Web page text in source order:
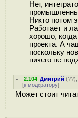
Нет,
Никто потом
Работает и
хорошо,
проекта. А
поскольку
ничего не
2.104 ,Дмитрий (??),
[к модератору]
Может стоит